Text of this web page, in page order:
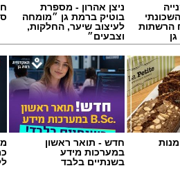
מכבי קבוצת כנען רמת-גן
משמוליק ברנר שאימן את הקבוצה בשש
הרשתות
ניצן אהרון - מספרת
בוטיק ברמת גן ״מומחה
לעיצוב שיער, החלקות,
וצבעים״
חדש - תואר ראשון
במערכות מידע
בשנתיים בלבד